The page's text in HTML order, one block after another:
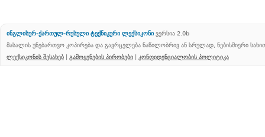
ინგლისურ-ქართულ-რუსული ტექნიკური ლექსიკონი ვერსია 2.0b
მასალის უნებართვო კოპირება და გავრცელება ნაწილობრივ ან სრულად, ნებისმიერი
ლექსიკონის შესახებ | გამოყენების პირობები | კონფიდენციალობის პოლიტიკა